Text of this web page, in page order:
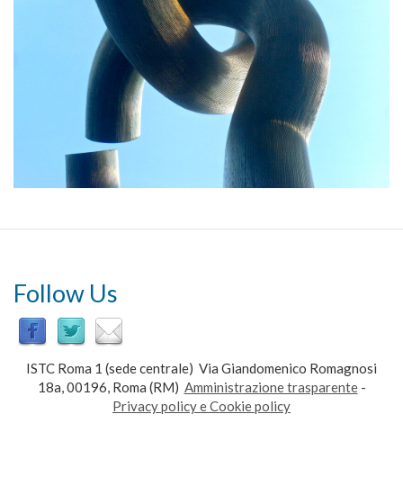
Follow Us
ISTC Roma 1 (sede centrale) Via Giandomenico Romagnosi
18a, 00196, Roma (RM) Amministrazione trasparente-
Privacy policy e Cookie policy